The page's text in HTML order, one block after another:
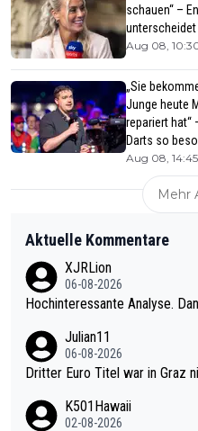
schauen“ –
Aug 08,
„Sie
Junge heute
repariert hat“
Darts so
Aug 08, 14:45
Mehr
Aktuelle Kommentare
XJRLion
06-08-2026
Hochinteressante Analyse.
Julian11
06-08-2026
Dritter Euro Titel war in Graz
K501Hawaii
02-08-2026